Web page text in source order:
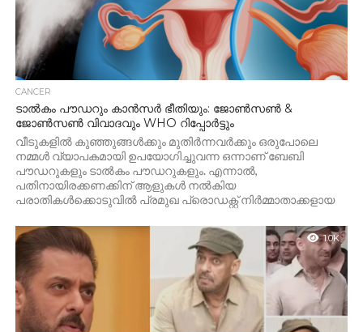
CANCER
ടാൽകം പൗഡറും കാൻസർ ഭീതിയും: ജോൺസൺ &
ജോൺസൺ വിവാദവും WHO റിപ്പോർട്ടും
വീടുകളിൽ കുഞ്ഞുങ്ങൾക്കും മുതിർന്നവർക്കും ഒരുപോലെ
നമ്മൾ വ്യാപകമായി ഉപയോഗിച്ചുവന്ന ഒന്നാണ് ബേബി
പൗഡറുകളും ടാൽകം പൗഡറുകളും. എന്നാൽ,
പതിനായിരക്കണക്കിന് ആളുകൾ നൽകിയ
പരാതികൾക്കൊടുവിൽ പ്രമുഖ പ്രൊഡക്റ്റ് നിർമ്മാതാക്കളായ
1.0K